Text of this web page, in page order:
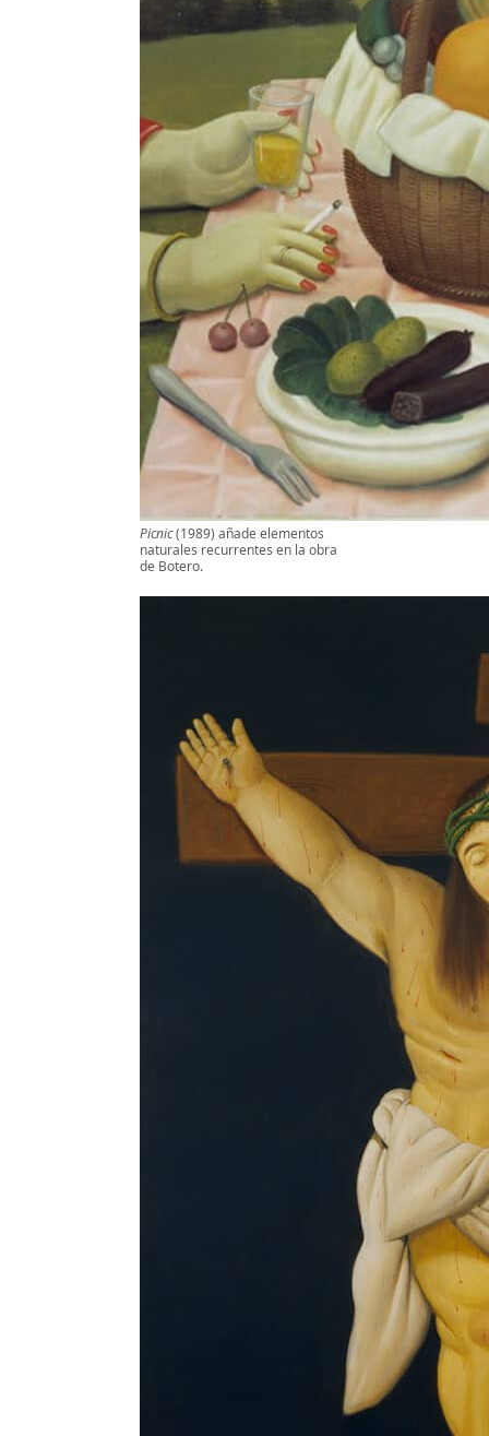
Picnic(1989) añade elementos
naturales recurrentes en la obra
de Botero.